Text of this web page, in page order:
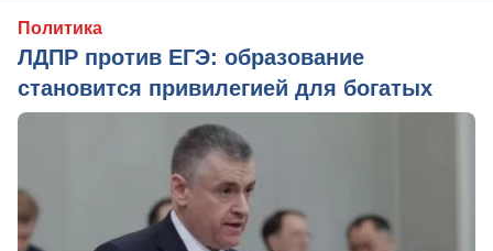
Политика
ЛДПР против ЕГЭ: образование
становится привилегией для богатых